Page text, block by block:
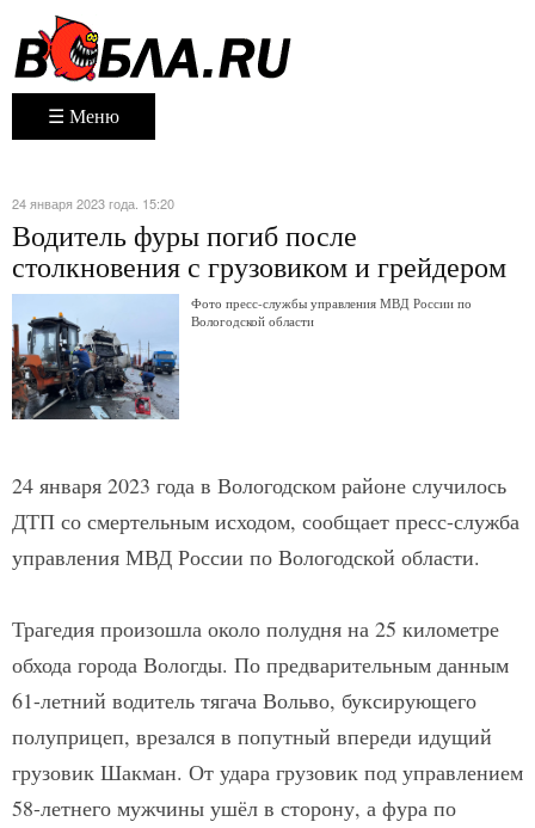
☰ Меню
24 января 2023 года. 15:20
Водитель фуры погиб после
столкновения с грузовиком и грейдером
Фото пресс-службы управления МВД России по
Вологодской области
24 января 2023 года в Вологодском районе случилось
ДТП со смертельным исходом, сообщает пресс-служба
управления МВД России по Вологодской области.
Трагедия произошла около полудня на 25 километре
обхода города Вологды. По предварительным данным
61-летний водитель тягача Вольво, буксирующего
полуприцеп, врезался в попутный впереди идущий
грузовик Шакман. От удара грузовик под управлением
58-летнего мужчины ушёл в сторону, а фура по